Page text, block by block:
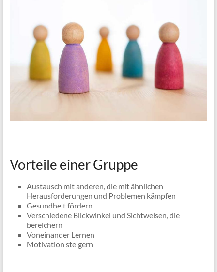
Vorteile einer Gruppe
Austausch mit anderen, die mit ähnlichen
Herausforderungen und Problemen kämpfen
Gesundheit fördern
Verschiedene Blickwinkel und Sichtweisen, die
bereichern
Voneinander Lernen
Motivation steigern